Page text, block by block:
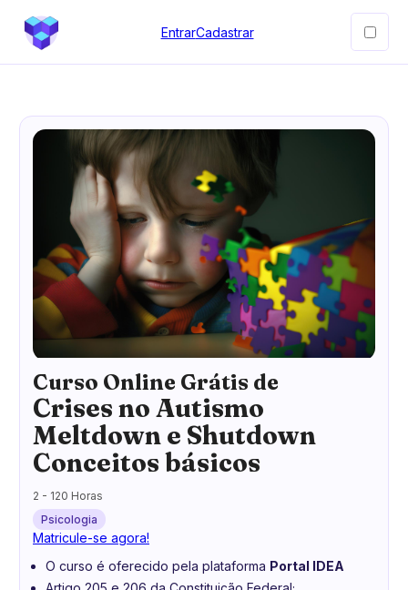
EntrarCadastrar
Curso Online Grátis de
Crises no Autismo
Meltdown e Shutdown
Conceitos básicos
2 - 120 Horas
Psicologia
Matricule-se agora!
O curso é oferecido pela plataforma Portal IDEA